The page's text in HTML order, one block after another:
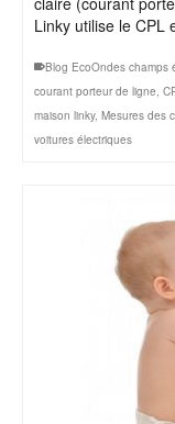
Linky utilise le
Blog EcoOndes champs
courant porteur de ligne,
maison linky, Mesures des
voitures électriques